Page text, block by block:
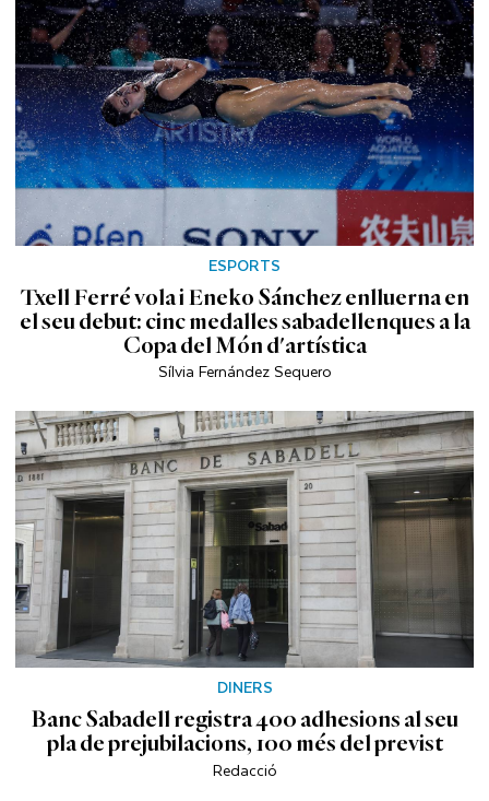
ESPORTS
Txell Ferré vola i Eneko Sánchez enlluerna en
el seu debut: cinc medalles sabadellenques a la
Copa del Món d'artística
Sílvia Fernández Sequero
DINERS
Banc Sabadell registra 400 adhesions al seu
pla de prejubilacions, 100 més del previst
Redacció